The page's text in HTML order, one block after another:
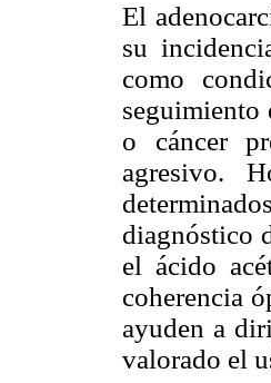
El
su
como
seguimiento
o cáncer
agresivo.
diagnóstico
el ácido
coherencia
ayuden a
valorado el